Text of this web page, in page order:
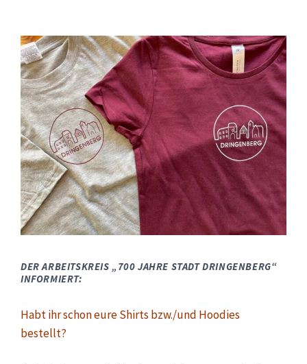
DER ARBEITSKREIS „700 JAHRE STADT DRINGENBERG“
INFORMIERT:
Habt ihr schon eure Shirts bzw./und Hoodies
bestellt?